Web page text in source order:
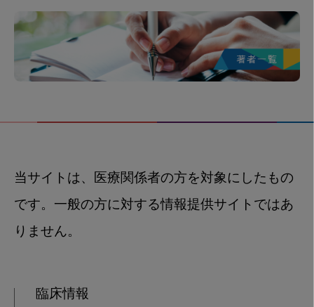
当サイトは、医療関係者の方を対象にしたもの
です。一般の方に対する情報提供サイトではあ
りません。
臨床情報